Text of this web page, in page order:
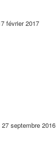
février 2017
27 septembre 2016